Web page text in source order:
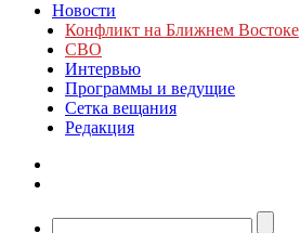
Новости
Конфликт на Ближнем Востоке
СВО
Интервью
Программы и ведущие
Сетка вещания
Редакция